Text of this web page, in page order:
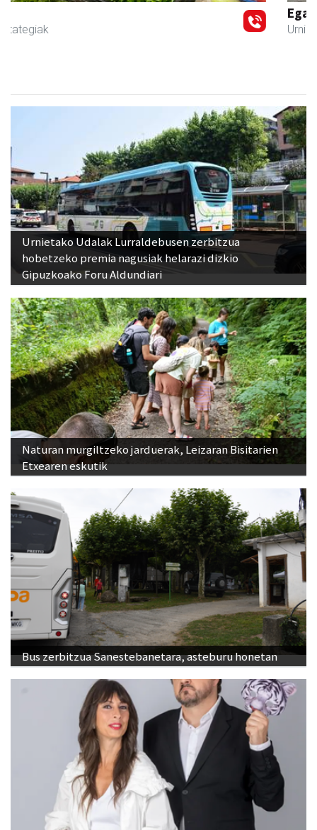
Urnieta - Hezkuntza
Urnietako Udalak Lurraldebusen zerbitzua
hobetzeko premia nagusiak helarazi dizkio
Gipuzkoako Foru Aldundiari
Naturan murgiltzeko jarduerak, Leizaran Bisitarien
Etxearen eskutik
Bus zerbitzua Sanestebanetara, asteburu honetan